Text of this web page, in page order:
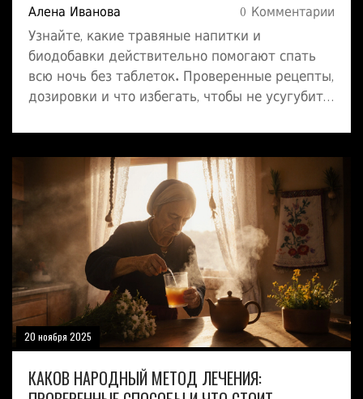
Алена Иванова 0 Комментарии
Узнайте, какие травяные напитки и
биодобавки действительно помогают спать
всю ночь без таблеток. Проверенные рецепты,
дозировки и что избегать, чтобы не усугубить
20 ноября 2025
КАКОВ НАРОДНЫЙ МЕТОД ЛЕЧЕНИЯ: